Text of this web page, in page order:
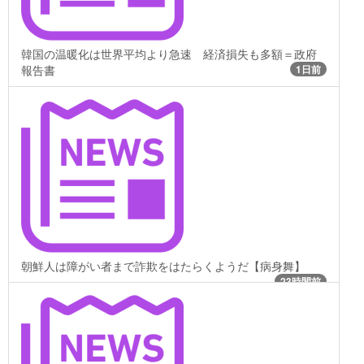
韓国の温暖化は世界平均より急速 経済損失も多額＝政府
報告書
1日前
朝鮮人は障がい者まで詐欺をはたらくようだ【病身舞】
23時間前